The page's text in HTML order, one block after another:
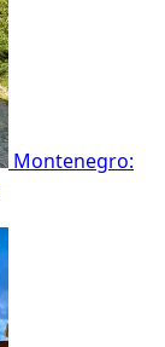
Montenegro: